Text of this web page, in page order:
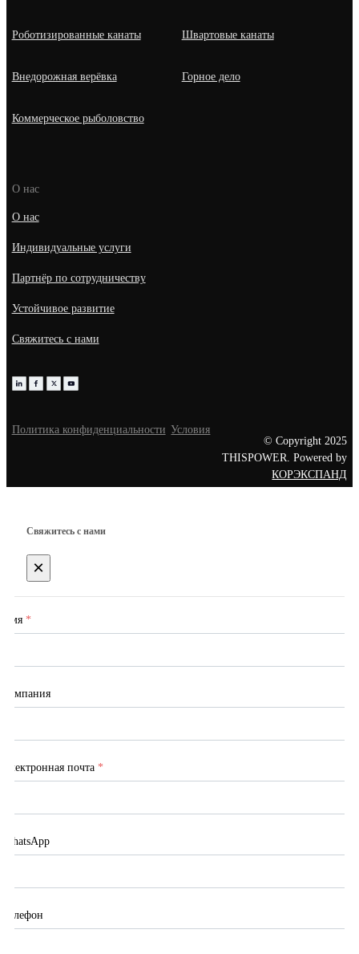
Роботизированные канаты Швартовые канаты
Внедорожная верёвка Горное дело
Коммерческое рыболовство
О нас
О нас
Индивидуальные услуги
Партнёр по сотрудничеству
Устойчивое развитие
Свяжитесь с нами
Политика конфиденциальности Условия
© Copyright 2025
THISPOWER. Powered by
КОРЭКСПАНД
Свяжитесь с нами
×
Имя *
Компания
Электронная почта *
WhatsApp
Телефон